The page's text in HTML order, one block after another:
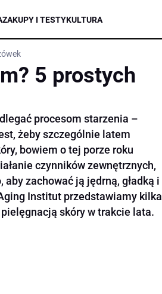
ZAKUPY I TESTYKULTURA
5 prostych
procesom starzenia –
żeby szczególnie latem
bowiem o tej porze roku
czynników zewnętrznych,
zachować ją jędrną, gładką i
Institut przedstawiamy kilka
skóry w trakcie lata.